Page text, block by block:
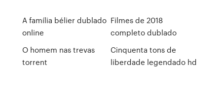
A família bélier dublado
online
O homem nas trevas
torrent
Filmes de 2018
completo dublado
Cinquenta tons de
liberdade legendado hd